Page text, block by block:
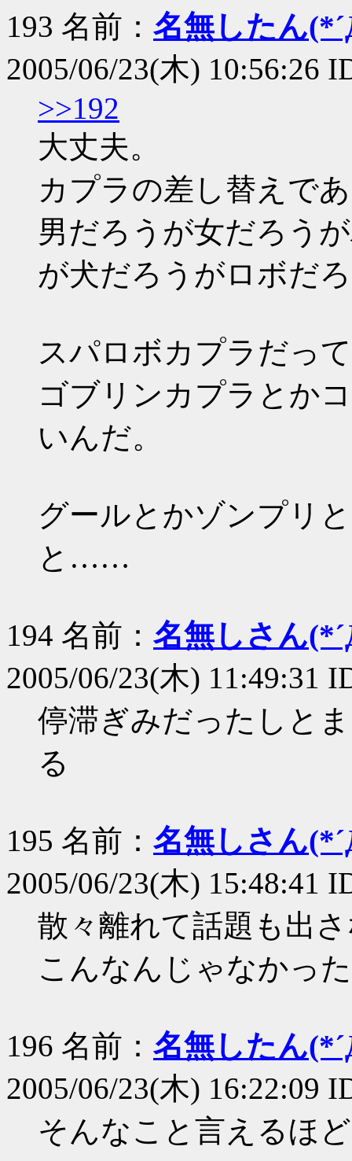
193 名前： 名無したん
2005/06/23(木) 10:56:26
>>192
大丈夫。
カプラの差し替えで
男だろうが女だろう
が犬だろうがロボだ
スパロボカプラだっ
ゴブリンカプラとか
いんだ。
グールとかゾンプリ
と……
194 名前： 名無しさん
2005/06/23(木) 11:49:31
停滞ぎみだったしと
る
195 名前： 名無しさん
2005/06/23(木) 15:48:41
散々離れて話題も出
こんなんじゃなかっ
196 名前： 名無したん
2005/06/23(木) 16:22:09
そんなこと言えるほ